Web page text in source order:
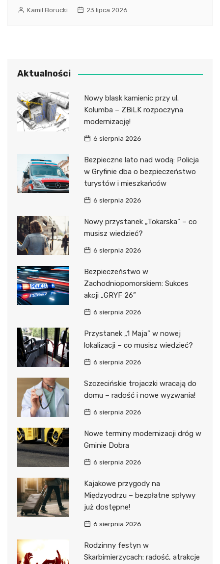
Kamil Borucki 23 lipca 2026
Aktualności
Nowy blask kamienic przy ul.
Kolumba – ZBiLK rozpoczyna
modernizację!
6 sierpnia 2026
Bezpieczne lato nad wodą: Policja
w Gryfinie dba o bezpieczeństwo
turystów i mieszkańców
6 sierpnia 2026
Nowy przystanek „Tokarska” – co
musisz wiedzieć?
6 sierpnia 2026
Bezpieczeństwo w
Zachodniopomorskiem: Sukces
akcji „GRYF 26”
6 sierpnia 2026
Przystanek „1 Maja” w nowej
lokalizacji – co musisz wiedzieć?
6 sierpnia 2026
Szczecińskie trojaczki wracają do
domu – radość i nowe wyzwania!
6 sierpnia 2026
Nowe terminy modernizacji dróg w
Gminie Dobra
6 sierpnia 2026
Kajakowe przygody na
Międzyodrzu – bezpłatne spływy
już dostępne!
6 sierpnia 2026
Rodzinny festyn w
Skarbimierzycach: radość, atrakcje